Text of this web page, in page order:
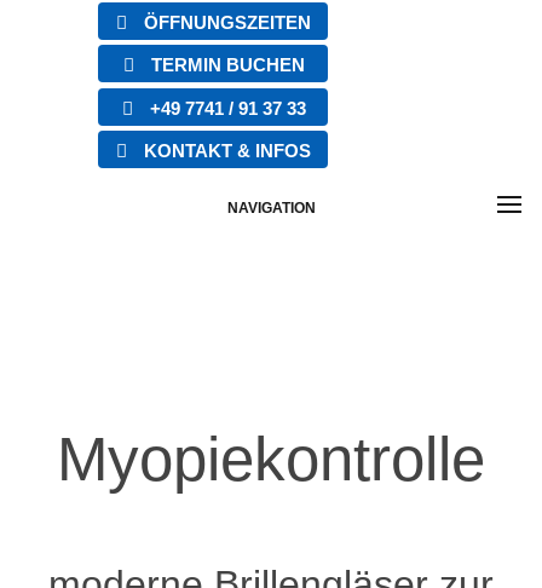
ÖFFNUNGSZEITEN
TERMIN BUCHEN
+49 7741 / 91 37 33
KONTAKT & INFOS
NAVIGATION
Myopiekontrolle